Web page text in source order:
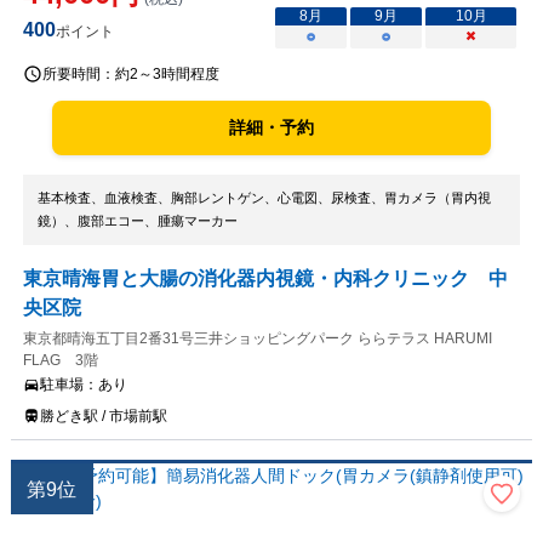
400ポイント
8月 9月 10月
○
○ ×
所要時間： 約2～3時間程度
詳細・予約
基本検査、血液検査、胸部レントゲン、心電図、尿検査、胃カメラ（胃内視
鏡）、腹部エコー、腫瘍マーカー
東京晴海胃と大腸の消化器内視鏡・内科クリニック 中
央区院
東京都晴海五丁目2番31号三井ショッピングパーク ららテラス HARUMI
FLAG 3階
駐車場： あり
勝どき駅 / 市場前駅
第9位